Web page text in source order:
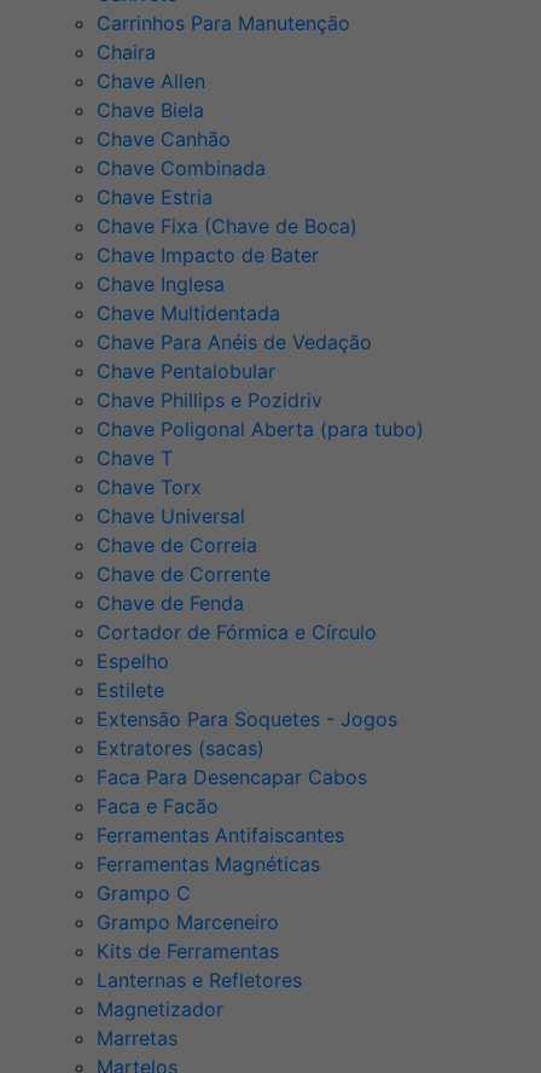
Carrinhos Para Manutenção
Chaira
Chave Allen
Chave Biela
Chave Canhão
Chave Combinada
Chave Estria
Chave Fixa (Chave de Boca)
Chave Impacto de Bater
Chave Inglesa
Chave Multidentada
Chave Para Anéis de Vedação
Chave Pentalobular
Chave Phillips e Pozidriv
Chave Poligonal Aberta (para tubo)
Chave T
Chave Torx
Chave Universal
Chave de Correia
Chave de Corrente
Chave de Fenda
Cortador de Fórmica e Círculo
Espelho
Estilete
Extensão Para Soquetes - Jogos
Extratores (sacas)
Faca Para Desencapar Cabos
Faca e Facão
Ferramentas Antifaiscantes
Ferramentas Magnéticas
Grampo C
Grampo Marceneiro
Kits de Ferramentas
Lanternas e Refletores
Magnetizador
Marretas
Martelos